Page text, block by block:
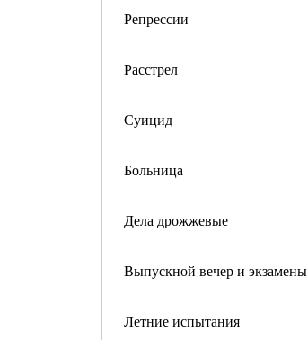
Репрессии
Расстрел
Суицид
Больница
Дела дрожжевые
Выпускной вечер и экзамены
Летние испытания